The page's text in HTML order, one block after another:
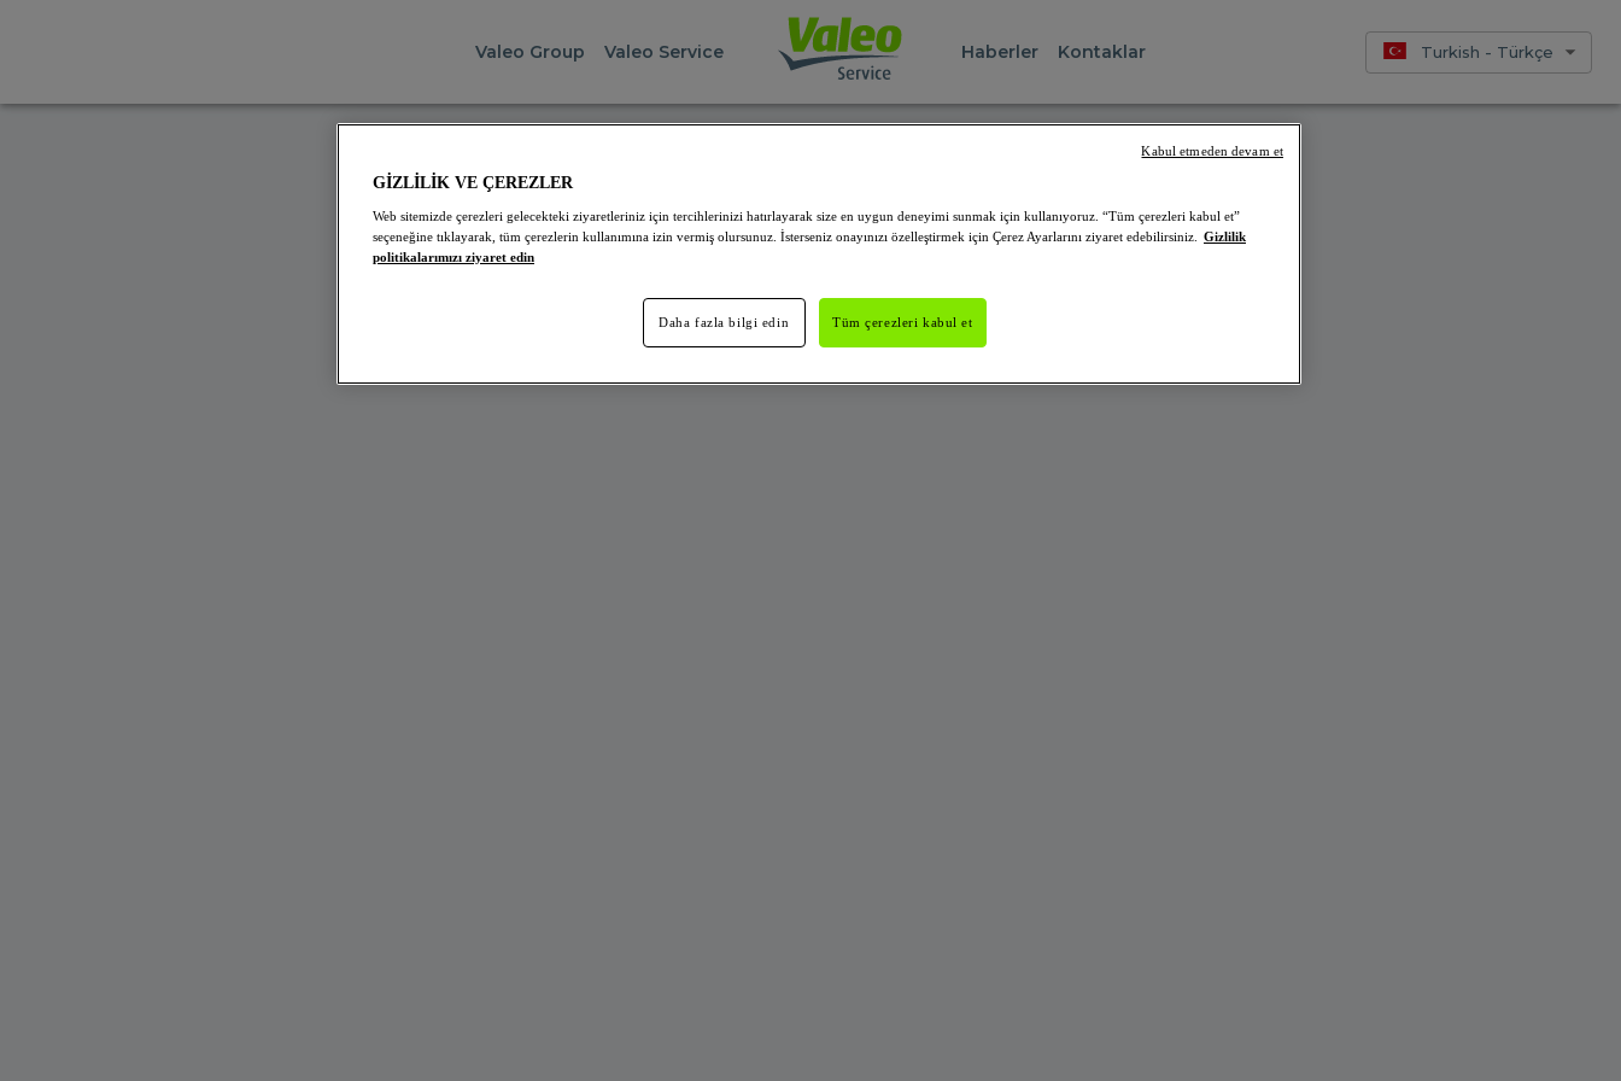
Valeo Group Valeo Service Haberler Kontaklar Turkish - Türkçe
İÇ SUNUCU HATASI
Neler olduğunu bulamıyoruz! Bizi daha sonra ziyaret etmenizi öneririz.
GİZLİLİK VE ÇEREZLER
Web sitemizde çerezleri gelecekteki ziyaretleriniz için tercihlerinizi hatırlayarak size en uygun deneyimi sunmak için kullanıyoruz. “Tüm çerezleri kabul et”
seçeneğine tıklayarak, tüm çerezlerin kullanımına izin vermiş olursunuz. İsterseniz onayınızı özelleştirmek için Çerez Ayarlarını ziyaret edebilirsiniz.
Gizlilik
politikalarımızı ziyaret edin
Tüm çerezleri kabul et
Daha fazla bilgi edin
Kabul etmeden devam et